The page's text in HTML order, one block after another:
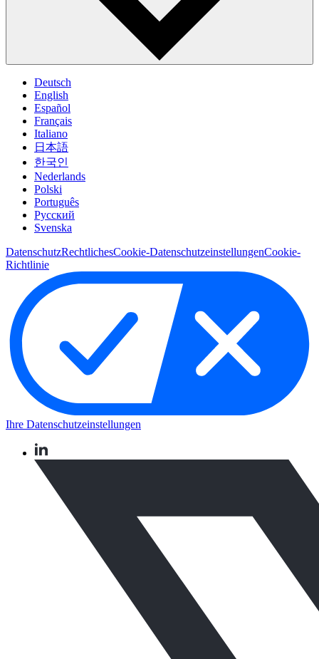
Deutsch
English
Español
Français
Italiano
日本語
한국인
Nederlands
Polski
Português
Pусский
Svenska
DatenschutzRechtlichesCookie-DatenschutzeinstellungenCookie-
Richtlinie
Ihre Datenschutzeinstellungen